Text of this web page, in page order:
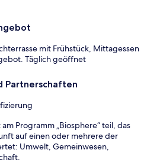
mit Frühstück, Mittagessen
Täglich geöffnet
Partnerschaften
Programm „Biosphere“ teil, das
auf einen oder mehrere der
Umwelt, Gemeinwesen,